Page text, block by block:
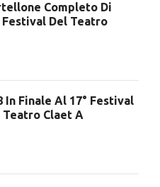
Completo Di
Festival Del Teatro
In Finale Al 17° Festival
Teatro Claet A